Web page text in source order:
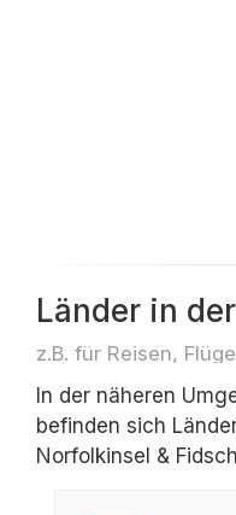
Länder in
z.B. für Reisen, Flüge
In der näheren
befinden sich
Norfolkinsel &